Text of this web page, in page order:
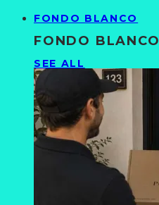
FONDO BLANCO
FONDO BLANCO
SEE ALL